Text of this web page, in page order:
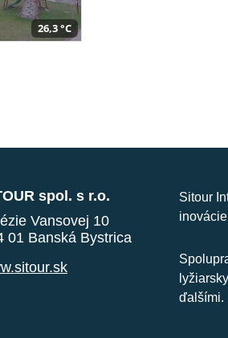
26,3 °C
spol. s r.o.
Vansovej 10
01 Banská Bystrica
Sitour
ďalšími.